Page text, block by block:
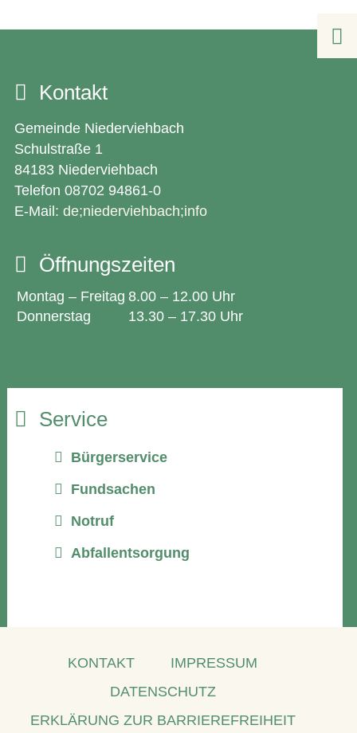
Kontakt
Gemeinde Niederviehbach
Schulstraße 1
84183 Niederviehbach
Telefon 08702 94861-0
E-Mail: de;niederviehbach;info
Öffnungszeiten
Montag – Freitag 8.00 – 12.00 Uhr
Donnerstag
13.30 – 17.30 Uhr
Service
Bürgerservice
Fundsachen
Notruf
Abfallentsorgung
KONTAKT
IMPRESSUM
DATENSCHUTZ
ERKLÄRUNG ZUR BARRIEREFREIHEIT
